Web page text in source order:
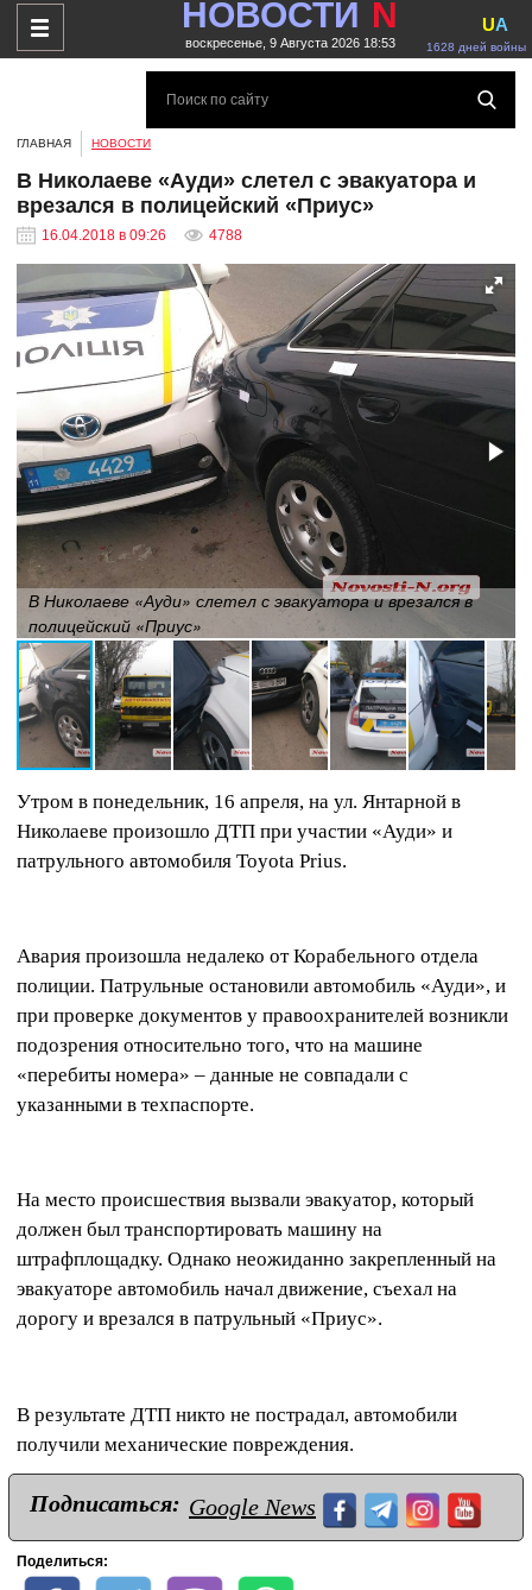
НОВОСТИ N
воскресенье, 9 Августа 2026 18:53 1628 дней войны
UA
ГЛАВНАЯ НОВОСТИ
В Николаеве «Ауди» слетел с эвакуатора и
врезался в полицейский «Приус»
16.04.2018 в 09:26 4788
В Николаеве «Ауди» слетел с эвакуатора и врезался в
полицейский «Приус»
Утром в понедельник, 16 апреля, на ул. Янтарной в
Николаеве произошло ДТП при участии «Ауди» и
патрульного автомобиля Toyota Prius.
Авария произошла недалеко от Корабельного отдела
полиции. Патрульные остановили автомобиль «Ауди», и
при проверке документов у правоохранителей возникли
подозрения относительно того, что на машине
«перебиты номера» – данные не совпадали с
указанными в техпаспорте.
На место происшествия вызвали эвакуатор, который
должен был транспортировать машину на
штрафплощадку. Однако неожиданно закрепленный на
эвакуаторе автомобиль начал движение, съехал на
дорогу и врезался в патрульный «Приус».
В результате ДТП никто не пострадал, автомобили
получили механические повреждения.
Подписаться: Google News
Поделиться: